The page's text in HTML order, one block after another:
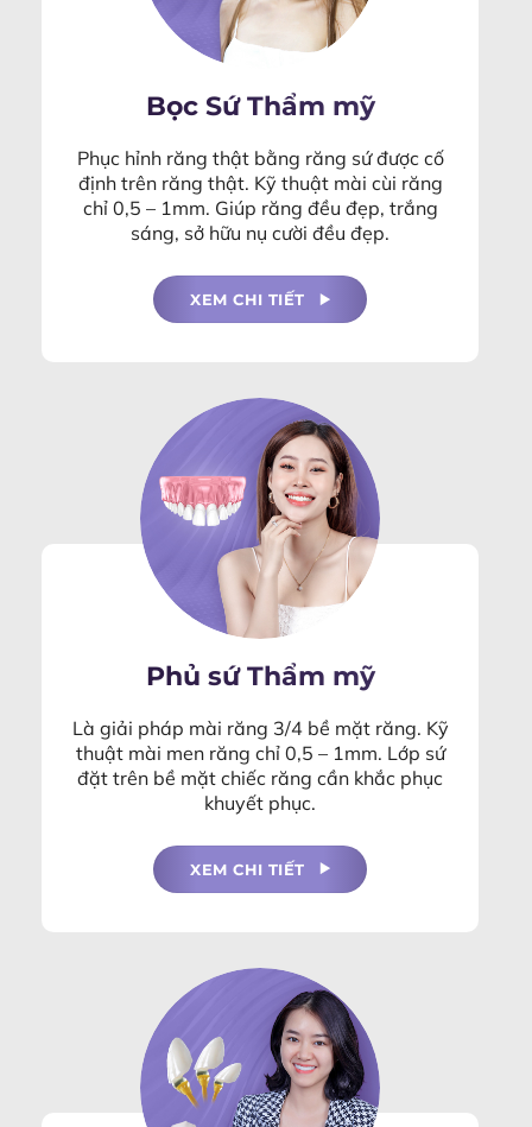
Bọc Sứ Thẩm mỹ
Phục hỉnh răng thật bằng răng sứ được cố
định trên răng thật. Kỹ thuật mài cùi răng
chỉ 0,5 – 1mm. Giúp răng đều đẹp, trắng
sáng, sở hữu nụ cười đều đẹp.
XEM CHI TIẾT
Phủ sứ Thẩm mỹ
Là giải pháp mài răng 3/4 bề mặt răng. Kỹ
thuật mài men răng chỉ 0,5 – 1mm. Lớp sứ
đặt trên bề mặt chiếc răng cần khắc phục
khuyết phục.
XEM CHI TIẾT